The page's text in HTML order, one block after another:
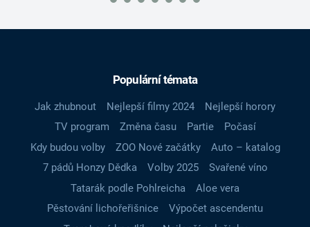
Populární témata
Jak zhubnout Nejlepší filmy 2024
Nejlepší horory
TV program
Změna času Partie
Počasí
Kdy budou volby
ZOO Nové začátky
Auto – katalog
7 pádů Honzy Dědka
Volby 2025
Svařené víno
Tatarák podle Pohlreicha
Aloe vera
Pěstování lichořeřišnice
Výpočet ascendentu